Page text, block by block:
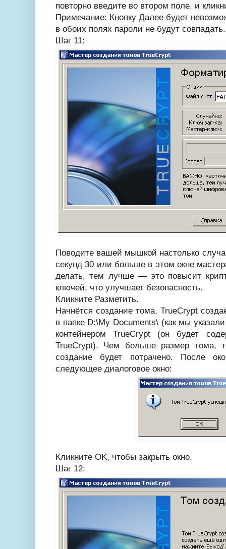
повторно введите во втором поле, и
Примечание: Кнопку Далее будет
в обоих полях пароли не будут совпадать.
Шаг 11:
Поводите вашей мышкой настолько
секунд 30 или больше в этом окне
делать, тем лучше — это повысит
ключей, что улучшает безопасность.
Кликните Разметить.
Начнётся создание тома. TrueCrypt
в папке D:\My Documents\ (как мы
контейнером TrueCrypt (он будет
TrueCrypt). Чем больше размер тома,
создание будет потрачено. После
следующее диалоговое окно:
Кликните OK, чтобы закрыть окно.
Шаг 12: